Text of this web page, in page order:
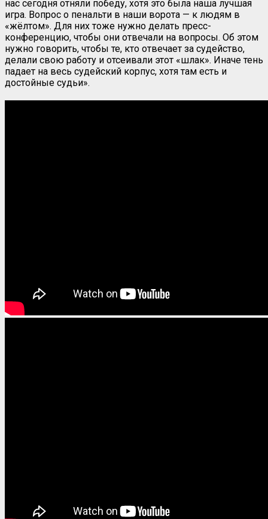
нас сегодня отняли победу, хотя это была наша лучшая
игра. Вопрос о пенальти в наши ворота — к людям в
«жёлтом». Для них тоже нужно делать пресс-
конференцию, чтобы они отвечали на вопросы. Об этом
нужно говорить, чтобы те, кто отвечает за судейство,
делали свою работу и отсеивали этот «шлак». Иначе тень
падает на весь судейский корпус, хотя там есть и
достойные судьи».